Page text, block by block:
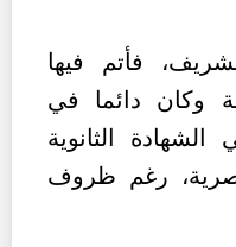
فأتم فيها
وكان دائما في
الثانوية
رغم ظروف